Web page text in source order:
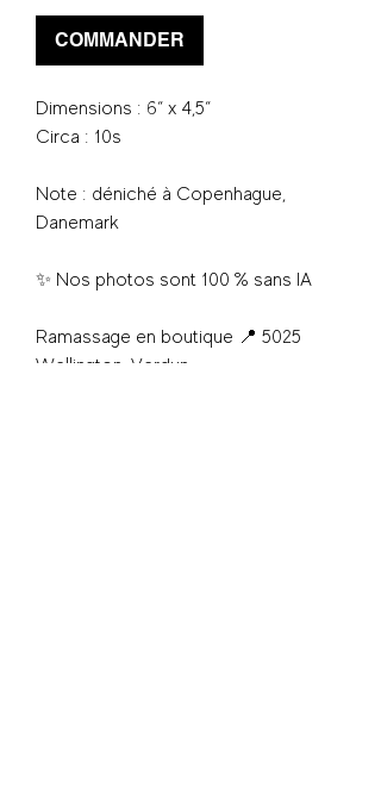
COMMANDER
Dimensions : 6“ x 4,5“
Circa : 10s
Note : déniché à Copenhague,
Danemark
✨ Nos photos sont 100 % sans IA
Ramassage en boutique 📍 5025
Wellington, Verdun